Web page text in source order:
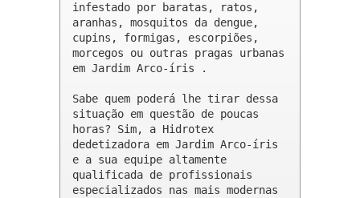
infestado por baratas, ratos,
aranhas, mosquitos da dengue,
cupins, formigas, escorpiões,
morcegos ou outras pragas urbanas
em Jardim Arco-íris .
Sabe quem poderá lhe tirar dessa
situação em questão de poucas
horas? Sim, a Hidrotex
dedetizadora em Jardim Arco-íris
e a sua equipe altamente
qualificada de profissionais
especializados nas mais modernas